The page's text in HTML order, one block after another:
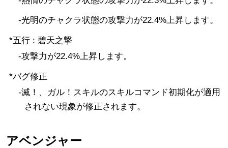
-光明のチャクラ状態の攻撃力が22.4%上昇します。
*五行 : 碧天之撃
-攻撃力が22.4%上昇します。
*バグ修正
-滅！、ガル！スキルのスキルコマンド初期化が適用
されない現象が修正されます。
アベンジャー